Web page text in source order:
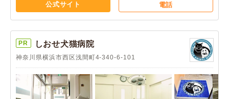
公式サイト 電話
PR しおせ犬猫病院
神奈川県横浜市西区浅間町4-340-6-101